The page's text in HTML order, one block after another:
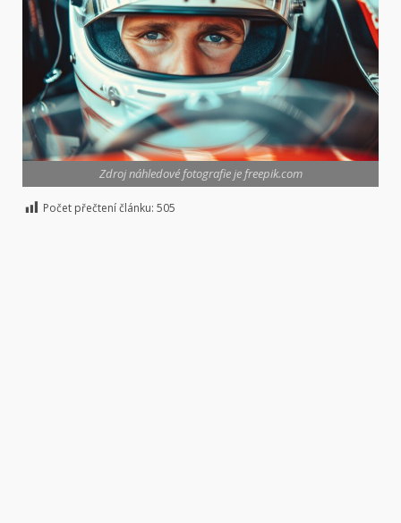
Zdroj náhledové fotografie je freepik.com
Počet přečtení článku: 505